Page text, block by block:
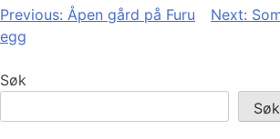
Innleggsnavigasjon
Previous: Åpen gård på Furu
egg
Next:
Søk
Søk